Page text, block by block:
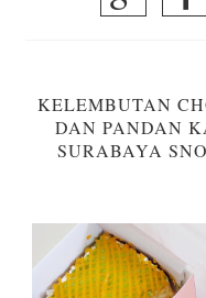
KELEMBUTAN
DAN PANDAN
SURABAYA